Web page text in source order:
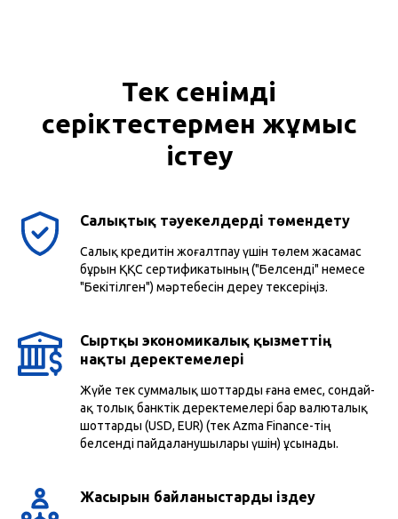
Тек сенімді
серіктестермен жұмыс
істеу
Салықтық тәуекелдерді төмендету
Салық кредитін жоғалтпау үшін төлем жасамас
бұрын ҚҚС сертификатының ("Белсенді" немесе
"Бекiтiлген") мәртебесін дереу тексеріңіз.
Сыртқы экономикалық қызметтің
нақты деректемелері
Жүйе тек суммалық шоттарды ғана емес, сондай-
ақ толық банктік деректемелері бар валюталық
шоттарды (USD, EUR) (тек Azma Finance-тің
белсенді пайдаланушылары үшін) ұсынады.
Жасырын байланыстарды іздеу